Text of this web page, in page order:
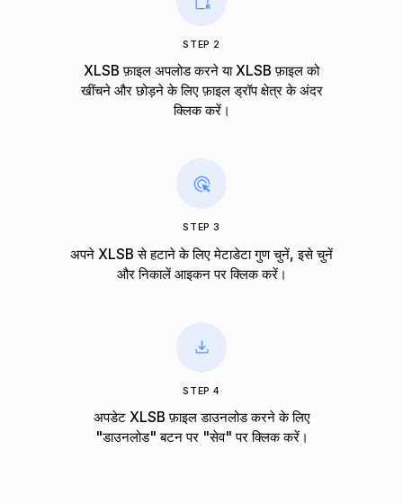
STEP 2
XLSB फ़ाइल अपलोड करने या XLSB फ़ाइल को
खींचने और छोड़ने के लिए फ़ाइल ड्रॉप क्षेत्र के अंदर
क्लिक करें।
STEP 3
अपने XLSB से हटाने के लिए मेटाडेटा गुण चुनें, इसे चुनें
और निकालें आइकन पर क्लिक करें।
STEP 4
अपडेट XLSB फ़ाइल डाउनलोड करने के लिए
"डाउनलोड" बटन पर "सेव" पर क्लिक करें।